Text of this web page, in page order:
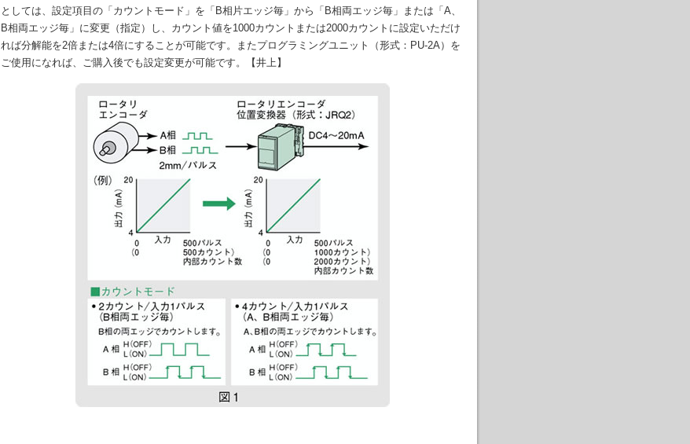
としては、設定項目の「カウントモード」を「B相片エッジ毎」から「B相両エッジ毎」または「A、
B相両エッジ毎」に変更（指定）し、カウント値を1000カウントまたは2000カウントに設定いただけ
れば分解能を2倍または4倍にすることが可能です。またプログラミングユニット（形式：PU-2A）を
ご使用になれば、ご購入後でも設定変更が可能です。【井上】